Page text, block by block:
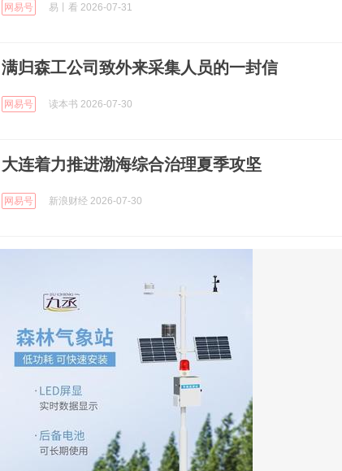
网易号 易丨看 2026-07-31
满归森工公司致外来采集人员的一封信
网易号 读本书 2026-07-30
大连着力推进渤海综合治理夏季攻坚
网易号 新浪财经 2026-07-30